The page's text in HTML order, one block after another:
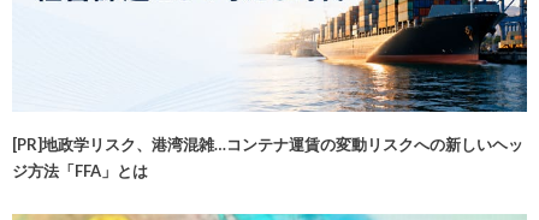
[PR]地政学リスク、港湾混雑…コンテナ運賃の変動リスクへの新しいヘッ
ジ方法「FFA」とは